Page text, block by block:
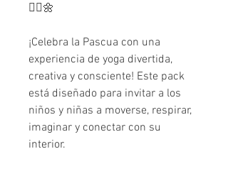
🧘‍♀️🌼
¡Celebra la Pascua con una
experiencia de yoga divertida,
creativa y consciente! Este pack
está diseñado para invitar a los
niños y niñas a moverse, respirar,
imaginar y conectar con su
interior.